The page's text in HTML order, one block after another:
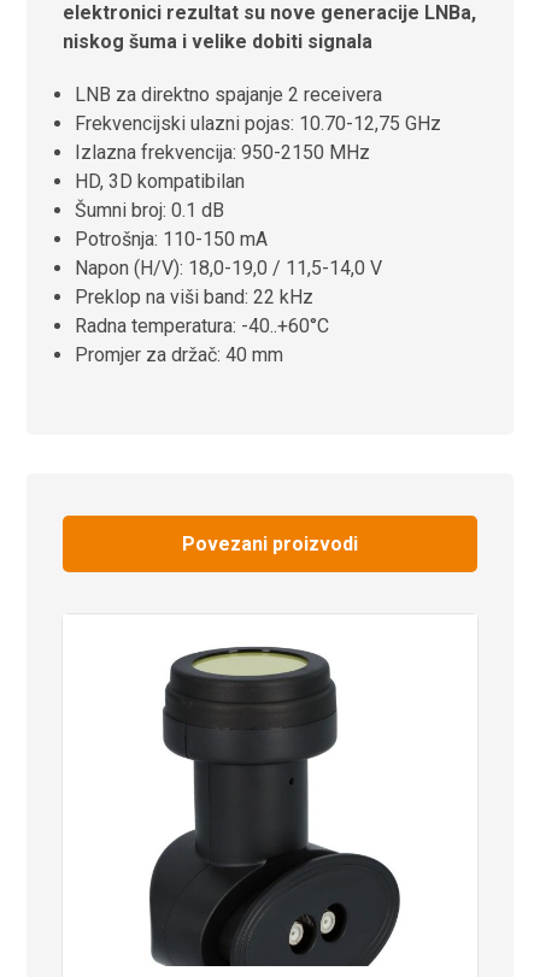
elektronici rezultat su nove generacije LNBa,
niskog šuma i velike dobiti signala
LNB za direktno spajanje 2 receivera
Frekvencijski ulazni pojas: 10.70-12,75 GHz
Izlazna frekvencija: 950-2150 MHz
HD, 3D kompatibilan
Šumni broj: 0.1 dB
Potrošnja: 110-150 mA
Napon (H/V): 18,0-19,0 / 11,5-14,0 V
Preklop na viši band: 22 kHz
Radna temperatura: -40..+60°C
Promjer za držač: 40 mm
Povezani proizvodi